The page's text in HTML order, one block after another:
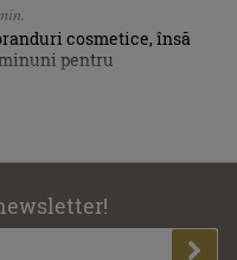
cosmetice, însă
pentru